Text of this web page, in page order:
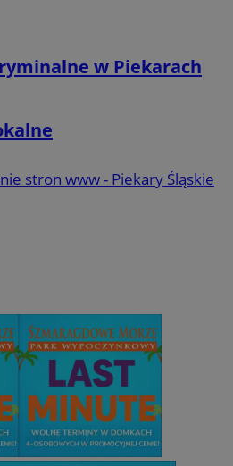
w Piekarach
stron www - Piekary Śląskie